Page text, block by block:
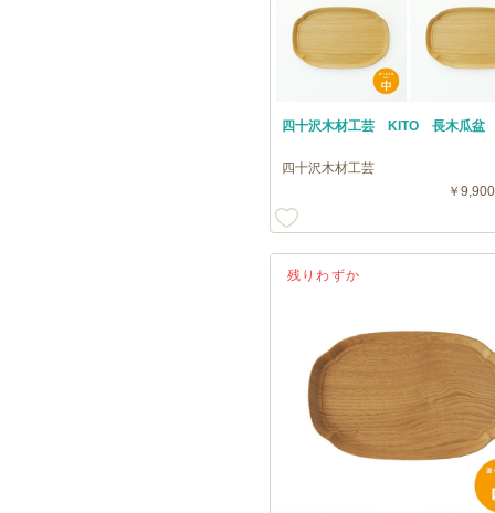
四十沢木材工芸 KITO 長木瓜
四十沢木材工芸
￥
残りわずか